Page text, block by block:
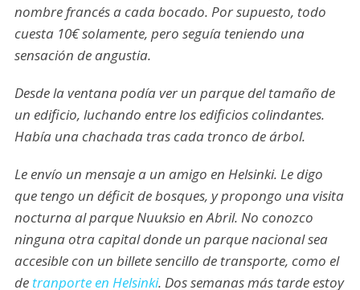
nombre francés a cada bocado. Por supuesto, todo
cuesta 10€ solamente, pero seguía teniendo una
sensación de angustia.
Desde la ventana podía ver un parque del tamaño de
un edificio, luchando entre los edificios colindantes.
Había una chachada tras cada tronco de árbol.
Le envío un mensaje a un amigo en Helsinki. Le digo
que tengo un déficit de bosques, y propongo una visita
nocturna al parque Nuuksio en Abril. No conozco
ninguna otra capital donde un parque nacional sea
accesible con un billete sencillo de transporte, como el
de tranporte en Helsinki. Dos semanas más tarde estoy